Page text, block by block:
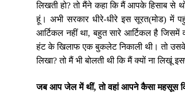
लिखती हो? तो मैंने कहा कि मैं आपके हिसाब से
हूं। अभी सरकार धीरे-धीरे इस सूरत(मोड) में
आर्टिकल नहीं था, बहुत सारे आर्टिकल है
हंट के खिलाफ एक बुकलेट निकाली थी। तो
लिखा? तो मैं भी बोलती थी कि मैं क्यों ना लिखूं
जब आप जेल में थीं, तो वहां आपने कैसा महसूस